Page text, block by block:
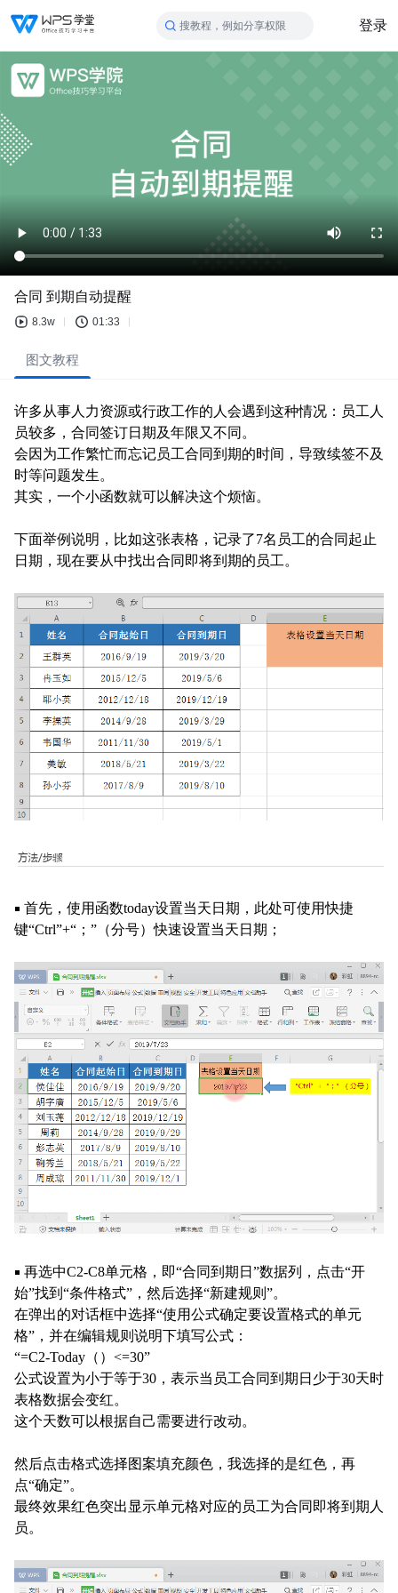
搜教程，例如分享权限 登录
合同 到期自动提醒
8.3w 01:33
图文教程
许多从事人力资源或行政工作的人会遇到这种情况： 员工人
员较多，合同签订日期及年限又不同。
会因为工作繁忙而忘记员工合同到期的时间，导致续签不及
时等问题发生。
其实，一个小函数就可以解决这个烦恼。
下面举例说明，比如这张表格，记录了7名员工的合同起止
日期，现在要从中找出合同即将到期的员工。
￭ 首先，使用函数today设置当天日期，此处可使用快捷
键“Ctrl”+“；”（分号）快速设置当天日期；
￭ 再选中C2-C8单元格，即“合同到期日”数据列，点击“开
始”找到“条件格式”，然后选择“新建规则”。
在弹出的对话框中选择“使用公式确定要设置格式的单元
格”，并在编辑规则说明下填写公式：
“=C2-Today（）<=30”
公式设置为小于等于30，表示当员工合同到期日少于30天时
表格数据会变红。
这个天数可以根据自己需要进行改动。
然后点击格式选择图案填充颜色，我选择的是红色，再
点“确定”。
最终效果红色突出显示单元格对应的员工为合同即将到期人
员。